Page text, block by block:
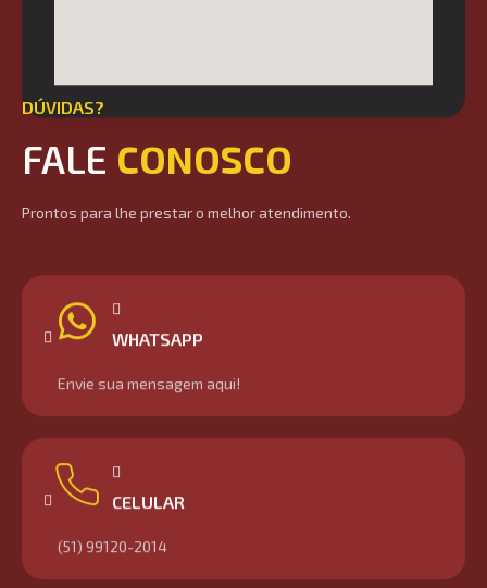
DÚVIDAS?
FALE CONOSCO
Prontos para lhe prestar o melhor atendimento.
WHATSAPP
Envie sua mensagem aqui!
CELULAR
(51) 99120-2014